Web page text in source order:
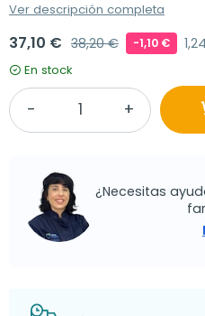
Ver descripción completa
37,10 € 38,20 € -1,10 €
En stock
¿Necesitas